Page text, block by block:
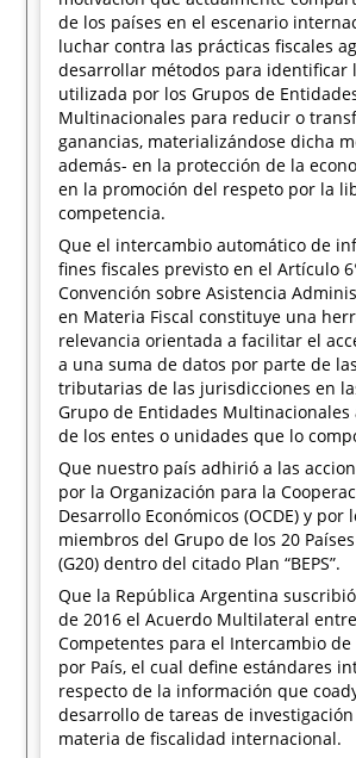
de los países en el escenario
luchar contra las prácticas fiscales
desarrollar métodos para identificar
utilizada por los Grupos de
Multinacionales para reducir o
ganancias, materializándose dicha
además- en la protección de la
en la promoción del respeto por la
competencia.
Que el intercambio automático de
fines fiscales previsto en el Artículo
Convención sobre Asistencia
en Materia Fiscal constituye una
relevancia orientada a facilitar el
a una suma de datos por parte de
tributarias de las jurisdicciones en
Grupo de Entidades Multinacionales
de los entes o unidades que lo
Que nuestro país adhirió a las
por la Organización para la
Desarrollo Económicos (OCDE) y por
miembros del Grupo de los 20
(G20) dentro del citado Plan “BEPS”.
Que la República Argentina
de 2016 el Acuerdo Multilateral
Competentes para el Intercambio de
por País, el cual define estándares
respecto de la información que
desarrollo de tareas de
materia de fiscalidad internacional.